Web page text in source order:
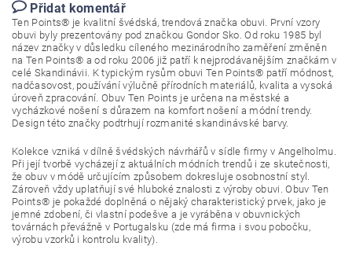
Přidat komentář
Ten Points® je kvalitní švédská, trendová značka obuvi. První vzory
obuvi byly prezentovány pod značkou Gondor Sko. Od roku 1985 byl
název značky v důsledku cíleného mezinárodního zaměření změněn
na Ten Points® a od roku 2006 již patří k nejprodávanějším značkám v
celé Skandinávii. K typickým rysům obuvi Ten Points® patří módnost,
nadčasovost, používání výlučně přírodních materiálů, kvalita a vysoká
úroveň zpracování. Obuv Ten Points je určena na městské a
vycházkové nošení s důrazem na komfort nošení a módní trendy.
Design této značky podtrhují rozmanité skandinávské barvy.
Kolekce vzniká v dílně švédských návrhářů v sídle firmy v Angelholmu.
Při její tvorbě vycházejí z aktuálních módních trendů i ze skutečnosti,
že obuv v módě určujícím způsobem dokresluje osobnostní styl.
Zároveň vždy uplatňují své hluboké znalosti z výroby obuvi. Obuv Ten
Points® je pokaždé doplněná o nějaký charakteristický prvek, jako je
jemné zdobení, či vlastní podešve a je vyráběna v obuvnických
továrnách převážně v Portugalsku (zde má firma i svou pobočku,
výrobu vzorků i kontrolu kvality).